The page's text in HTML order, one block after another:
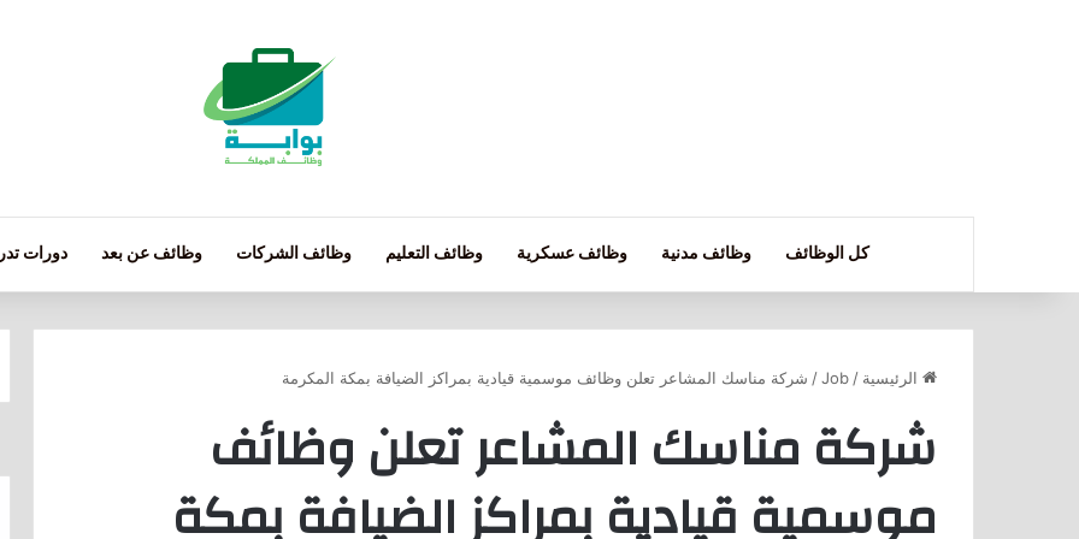
كل الوظائف وظائف مدنية وظائف عسكرية وظائف التعليم وظائف الشركات وظائف عن بعد دورات
الرئيسية /
Job
/ شركة مناسك المشاعر تعلن وظائف موسمية قيادية بمراكز الضيافة بمكة المكرمة
شركة مناسك المشاعر تعلن وظائف
موسمية قيادية بمراكز الضيافة بمكة